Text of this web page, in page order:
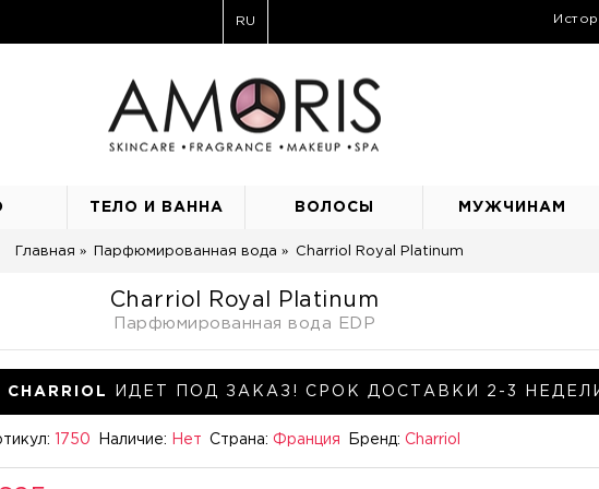
RU
ТЕЛО И ВАННА ВОЛОСЫ МУЖЧИНАМ
Главная Парфюмированная вода Charriol Royal Platinum
Charriol Royal Platinum
Парфюмированная вода EDP
CHARRIOL ИДЕТ ПОД ЗАКАЗ! СРОК ДОСТАВКИ 2-3
1750 Наличие: Нет Страна:Франция Бренд:Charriol